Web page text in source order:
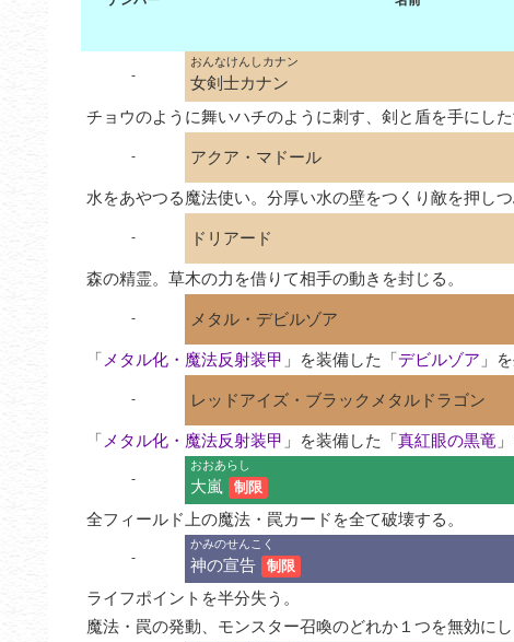
-
おんなけんしカナン
女剣士カナン
チョウのように舞いハチのように刺す、剣と盾を手にした
- アクア・マドール
水をあやつる魔法使い。分厚い水の壁をつくり敵を押しつ
- ドリアード
森の精霊。草木の力を借りて相手の動きを封じる。
- メタル・デビルゾア
「 メタル化・魔法反射装甲 」を装備した「 デビルゾア 」
- レッドアイズ・ブラックメタルドラゴン
「 メタル化・魔法反射装甲 」を装備した「 真紅眼の黒竜
-
おおあらし
大嵐 制限
全フィールド上の魔法・罠カードを全て破壊する。
-
かみのせんこく
神の宣告 制限
ライフポイントを半分失う。
魔法・罠の発動、モンスター召喚のどれか１つを無効に